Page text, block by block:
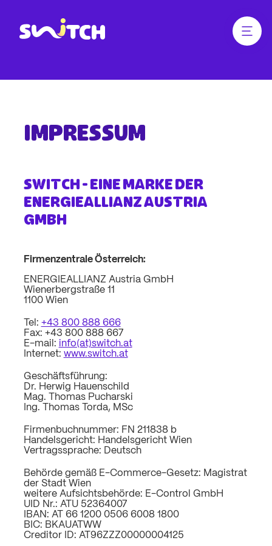
main
content
footer
Link zur Homepage Menü
Impressum
SWITCH - eine Marke der
ENERGIEALLIANZ Austria
GmbH
Firmenzentrale Österreich:
ENERGIEALLIANZ Austria GmbH
Wienerbergstraße 11
1100 Wien
Tel: +43 800 888 666
Fax: +43 800 888 667
E-mail: info(at)switch.at
Internet: www.switch.at
Geschäftsführung:
Dr. Herwig Hauenschild
Mag. Thomas Pucharski
Ing. Thomas Torda, MSc
Firmenbuchnummer: FN 211838 b
Handelsgericht: Handelsgericht Wien
Vertragssprache: Deutsch
Behörde gemäß E-Commerce-Gesetz: Magistrat
der Stadt Wien
weitere Aufsichtsbehörde: E-Control GmbH
UID Nr.: ATU 52364007
IBAN: AT 66 1200 0506 6008 1800
BIC: BKAUATWW
Creditor ID: AT96ZZZ00000004125